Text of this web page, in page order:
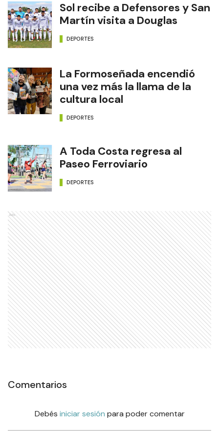
Sol recibe a Defensores y San
Martín visita a Douglas
DEPORTES
La Formoseñada encendió
una vez más la llama de la
cultura local
DEPORTES
A Toda Costa regresa al
Paseo Ferroviario
DEPORTES
Ads
Comentarios
Debés iniciar sesión para poder comentar